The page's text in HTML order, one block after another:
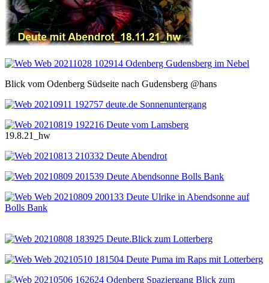
Blick vom Odenberg Südseite nach Gudensberg @hans
19.8.21_hw